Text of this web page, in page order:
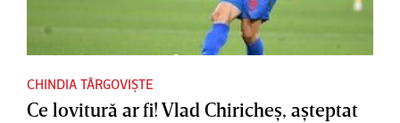
CHINDIA TÂRGOVIȘTE
Ce lovitură ar fi! Vlad Chiricheş, aşteptat